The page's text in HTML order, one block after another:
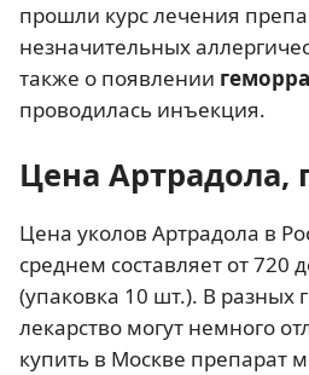
прошли курс лечения
незначительных
также о появлении
проводилась инъекция.
Цена Артрадола,
Цена уколов Артрадола в
среднем составляет от 720
(упаковка 10 шт.). В разных
лекарство могут немного
купить в Москве препарат